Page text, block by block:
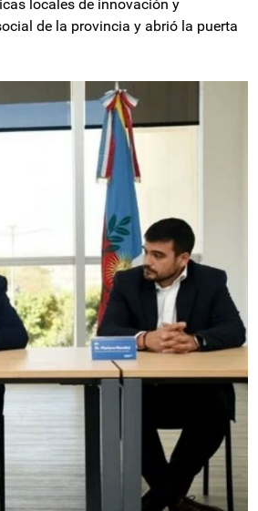
locales de innovación y
de la provincia y abrió la puerta